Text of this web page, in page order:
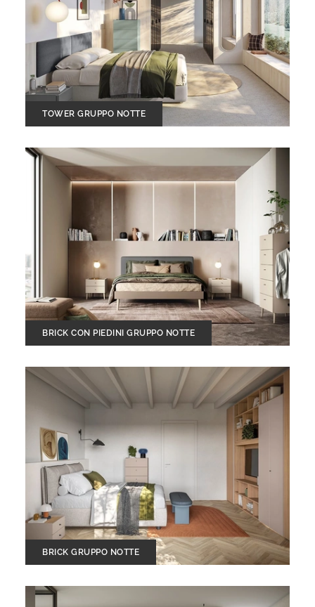
TOWER GRUPPO NOTTE
BRICK CON PIEDINI GRUPPO NOTTE
BRICK GRUPPO NOTTE